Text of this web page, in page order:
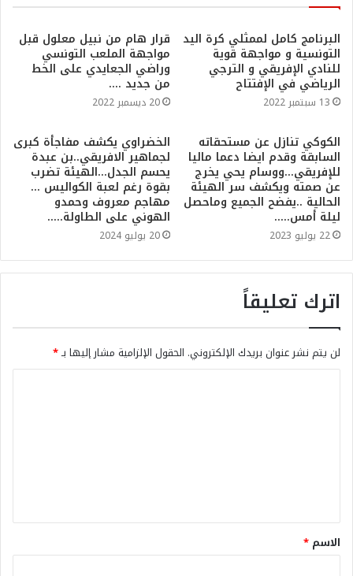
البرنامج كامل لممثلي كرة اليد
التونسية و مواجهة قوية
للنادي الإفريقي و الترجي
الرياضي في الإفتتاح
13 سبتمبر 2022
قرار هام من نبيل معلول قبل
مواجهة الملعب التونسي
وراضي الجعايدي على الخط
من جديد ….
20 ديسمبر 2022
الكوكي تنازل عن مستحقاته
السابقة وقدم ايضا دعما ماليا
للإفريقي…ووسام يحي يخرج
عن صمته ويكشف سر الهيئة
الحالية ..يفضح الجميع وماحصل
ليلة أمس…..
22 يوليو 2023
الخضراوي يكشف مفاجأة كبرى
لجماهير الافريقي..بن عبدة
يحسم الجدل…الهيئة تضرب
بقوة رغم لعبة الكواليس …
مهاجم معروف وحمدو
الهوني على الطاولة…..
20 يوليو 2024
اترك تعليقاً
لن يتم نشر عنوان بريدك الإلكتروني. الحقول الإلزامية مشار إليها بـ*
الاسم *